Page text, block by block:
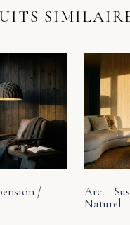
/
Arc –
Naturel